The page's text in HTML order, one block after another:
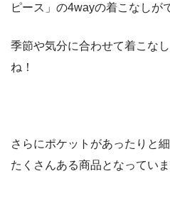
ピース」の4wayの着こなしが
季節や気分に合わせて着こな
ね！
さらにポケットがあったりと
たくさんある商品となっていま